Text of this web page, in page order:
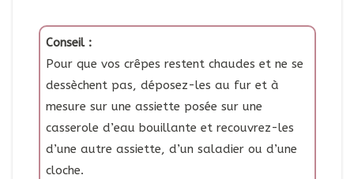
Conseil :
Pour que vos crêpes restent chaudes et ne se
dessèchent pas, déposez-les au fur et à
mesure sur une assiette posée sur une
casserole d’eau bouillante et recouvrez-les
d’une autre assiette, d’un saladier ou d’une
cloche.